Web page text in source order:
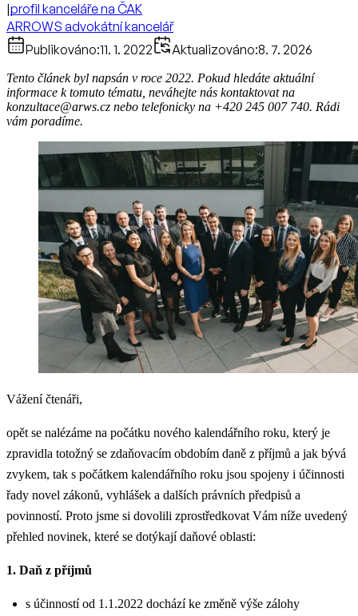
|profil kanceláře na ČAK
ARROWS advokátní kancelář
Publikováno:11. 1. 2022 Aktualizováno:8. 7. 2026
Tento článek byl napsán v roce 2022. Pokud hledáte aktuální
informace k tomuto tématu, neváhejte nás kontaktovat na
konzultace@arws.cz nebo telefonicky na +420 245 007 740. Rádi
vám poradíme.
Vážení čtenáři,
opět se nalézáme na počátku nového kalendářního roku, který je
zpravidla totožný se zdaňovacím obdobím daně z příjmů a jak bývá
zvykem, tak s počátkem kalendářního roku jsou spojeny i účinnosti
řady novel zákonů, vyhlášek a dalších právních předpisů a
povinností. Proto jsme si dovolili zprostředkovat Vám níže uvedený
přehled novinek, které se dotýkají daňové oblasti:
1. Daň z příjmů
s účinností od 1.1.2022 dochází ke změně výše zálohy